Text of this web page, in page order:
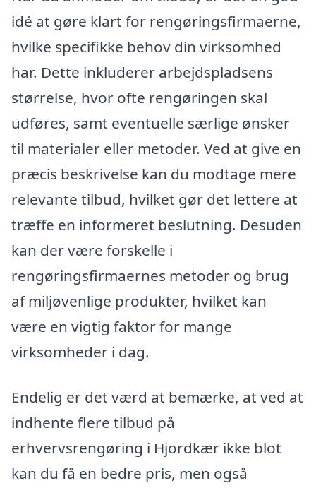
idé at gøre klart for rengøringsfirmaerne,
hvilke specifikke behov din virksomhed
har. Dette inkluderer arbejdspladsens
størrelse, hvor ofte rengøringen skal
udføres, samt eventuelle særlige ønsker
til materialer eller metoder. Ved at give en
præcis beskrivelse kan du modtage mere
relevante tilbud, hvilket gør det lettere at
træffe en informeret beslutning. Desuden
kan der være forskelle i
rengøringsfirmaernes metoder og brug
af miljøvenlige produkter, hvilket kan
være en vigtig faktor for mange
virksomheder i dag.
Endelig er det værd at bemærke, at ved at
indhente flere tilbud på
erhvervsrengøring i Hjordkær ikke blot
kan du få en bedre pris, men også